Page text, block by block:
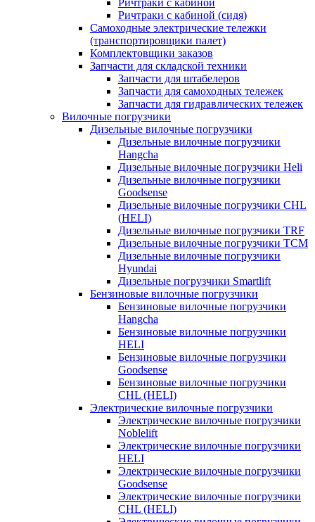
Ричтраки с кабиной
Ричтраки с кабиной (сидя)
Самоходные электрические тележки
(транспортировщики палет)
Комплектовщики заказов
Запчасти для складской техники
Запчасти для штабелеров
Запчасти для самоходных тележек
Запчасти для гидравлических тележек
Вилочные погрузчики
Дизельные вилочные погрузчики
Дизельные вилочные погрузчики
Hangcha
Дизельные вилочные погрузчики Heli
Дизельные вилочные погрузчики
Goodsense
Дизельные вилочные погрузчики CHL
(HELI)
Дизельные вилочные погрузчики TRF
Дизельные вилочные погрузчики TCM
Дизельные вилочные погрузчики
Hyundai
Дизельные погрузчики Smartlift
Бензиновые вилочные погрузчики
Бензиновые вилочные погрузчики
Hangcha
Бензиновые вилочные погрузчики
HELI
Бензиновые вилочные погрузчики
Goodsense
Бензиновые вилочные погрузчики
CHL (HELI)
Электрические вилочные погрузчики
Электрические вилочные погрузчики
Noblelift
Электрические вилочные погрузчики
HELI
Электрические вилочные погрузчики
Goodsense
Электрические вилочные погрузчики
CHL (HELI)